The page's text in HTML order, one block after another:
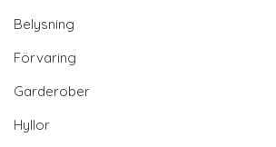
Belysning
Förvaring
Garderober
Hyllor